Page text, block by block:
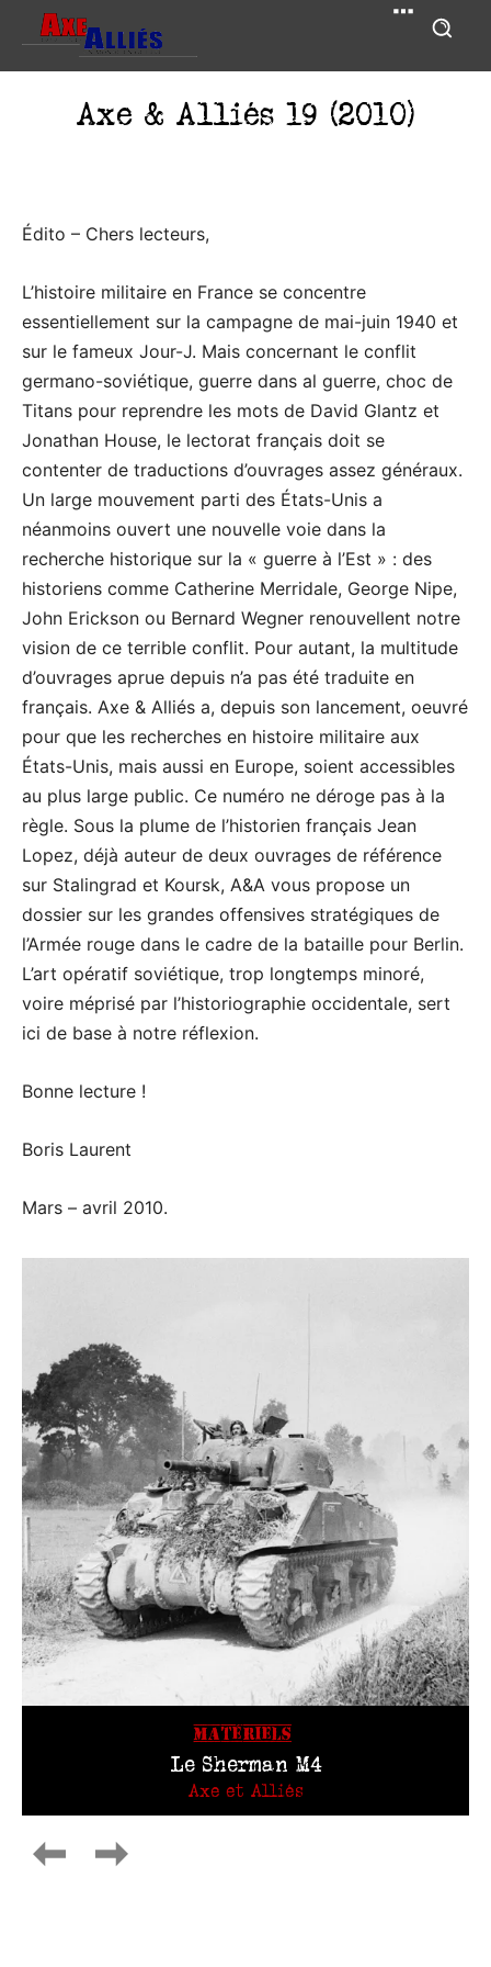
Axe & Alliés 19 (2010)
Édito – Chers lecteurs,
L’histoire militaire en France se concentre
essentiellement sur la campagne de mai-juin 1940 et
sur le fameux Jour-J. Mais concernant le conflit
germano-soviétique, guerre dans al guerre, choc de
Titans pour reprendre les mots de David Glantz et
Jonathan House, le lectorat français doit se
contenter de traductions d’ouvrages assez généraux.
Un large mouvement parti des États-Unis a
néanmoins ouvert une nouvelle voie dans la
recherche historique sur la « guerre à l’Est » : des
historiens comme Catherine Merridale, George Nipe,
John Erickson ou Bernard Wegner renouvellent notre
vision de ce terrible conflit. Pour autant, la multitude
d’ouvrages aprue depuis n’a pas été traduite en
français. Axe & Alliés a, depuis son lancement, oeuvré
pour que les recherches en histoire militaire aux
États-Unis, mais aussi en Europe, soient accessibles
au plus large public. Ce numéro ne déroge pas à la
règle. Sous la plume de l’historien français Jean
Lopez, déjà auteur de deux ouvrages de référence
sur Stalingrad et Koursk, A&A vous propose un
dossier sur les grandes offensives stratégiques de
l’Armée rouge dans le cadre de la bataille pour Berlin.
L’art opératif soviétique, trop longtemps minoré,
voire méprisé par l’historiographie occidentale, sert
ici de base à notre réflexion.
Bonne lecture !
Boris Laurent
Mars – avril 2010.
MATÉRIELS
Le Sherman M4
Axe et Alliés